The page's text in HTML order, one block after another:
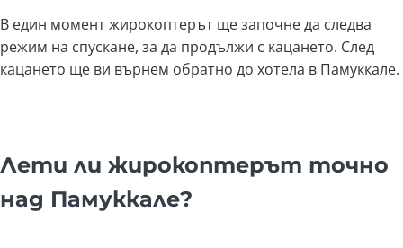
В един момент жирокоптерът ще започне да следва
режим на спускане, за да продължи с кацането. След
кацането ще ви върнем обратно до хотела в Памуккале.
Лети ли жирокоптерът точно
над Памуккале?